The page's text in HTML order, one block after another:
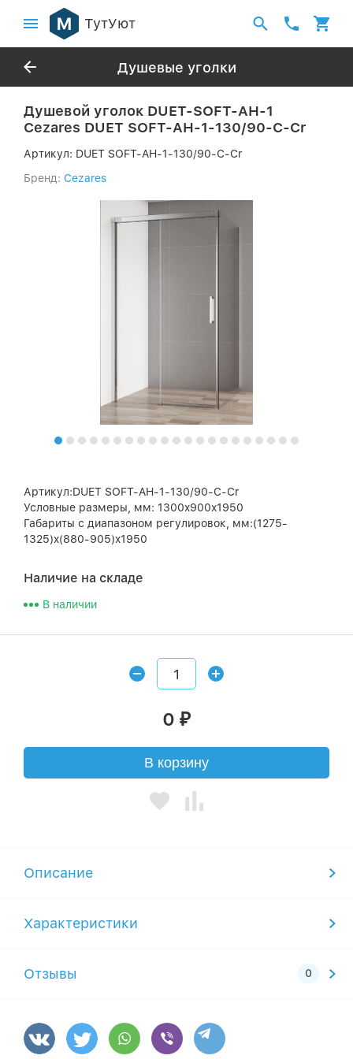
ТутУют
Душевые уголки
Душевой уголок DUET-SOFT-AH-1
Cezares DUET SOFT-AH-1-130/90-C-Cr
Артикул: DUET SOFT-AH-1-130/90-C-Cr
Бренд: Cezares
Артикул:DUET SOFT-AH-1-130/90-C-Cr
Условные размеры, мм: 1300x900x1950
Габариты с диапазоном регулировок, мм:(1275-
1325)x(880-905)x1950
Наличие на складе
В наличии
0 ₽
В корзину
Описание
Характеристики
Отзывы